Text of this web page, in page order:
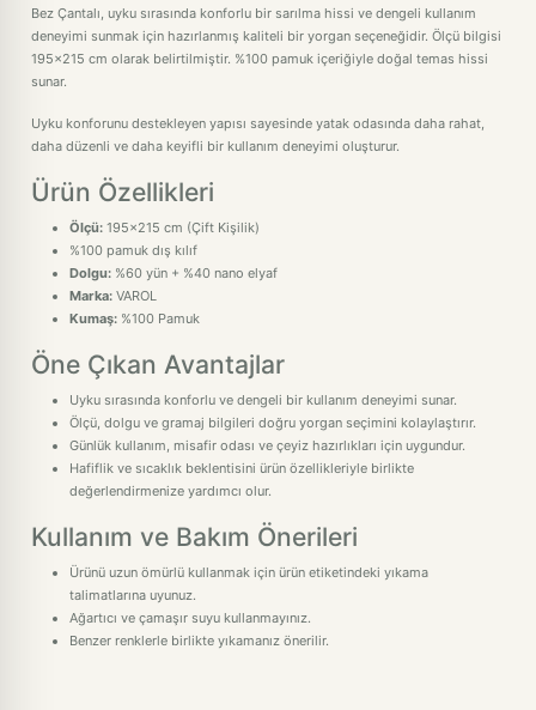
Bez Çantalı, uyku sırasında konforlu bir sarılma hissi ve dengeli kullanım
deneyimi sunmak için hazırlanmış kaliteli bir yorgan seçeneğidir. Ölçü bilgisi
195x215 cm olarak belirtilmiştir. %100 pamuk içeriğiyle doğal temas hissi
sunar.
Uyku konforunu destekleyen yapısı sayesinde yatak odasında daha rahat,
daha düzenli ve daha keyifli bir kullanım deneyimi oluşturur.
Ürün Özellikleri
Ölçü: 195x215 cm (Çift Kişilik)
%100 pamuk dış kılıf
Dolgu: %60 yün + %40 nano elyaf
Marka: VAROL
Kumaş: %100 Pamuk
Öne Çıkan Avantajlar
Uyku sırasında konforlu ve dengeli bir kullanım deneyimi sunar.
Ölçü, dolgu ve gramaj bilgileri doğru yorgan seçimini kolaylaştırır.
Günlük kullanım, misafir odası ve çeyiz hazırlıkları için uygundur.
Hafiflik ve sıcaklık beklentisini ürün özellikleriyle birlikte
değerlendirmenize yardımcı olur.
Kullanım ve Bakım Önerileri
Ürünü uzun ömürlü kullanmak için ürün etiketindeki yıkama
talimatlarına uyunuz.
Ağartıcı ve çamaşır suyu kullanmayınız.
Benzer renklerle birlikte yıkamanız önerilir.